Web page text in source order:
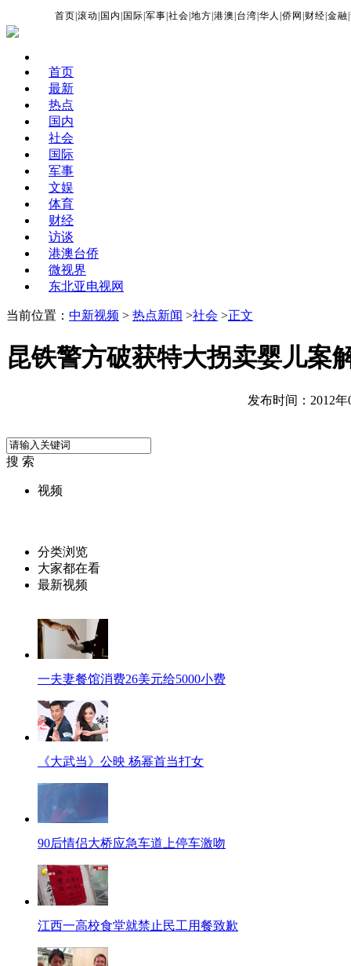
首页 |滚动 国内 国际 |军事 |社会 |地方 |港澳 台湾 |华人 |侨网 财经 |金融 |
首页
最新
热点
国内
社会
国际
军事
文娱
体育
财经
访谈
港澳台侨
微视界
东北亚电视网
当前位置： 中新视频 > 热点新闻 >社会 >正文
昆铁警方破获特大拐卖婴儿案
发布时间：2012年
搜 索
视频
分类浏览
大家都在看
最新视频
一夫妻餐馆消费26美元给5000小费
《大武当》公映 杨幂首当打女
90后情侣大桥应急车道上停车激吻
江西一高校食堂就禁止民工用餐致歉